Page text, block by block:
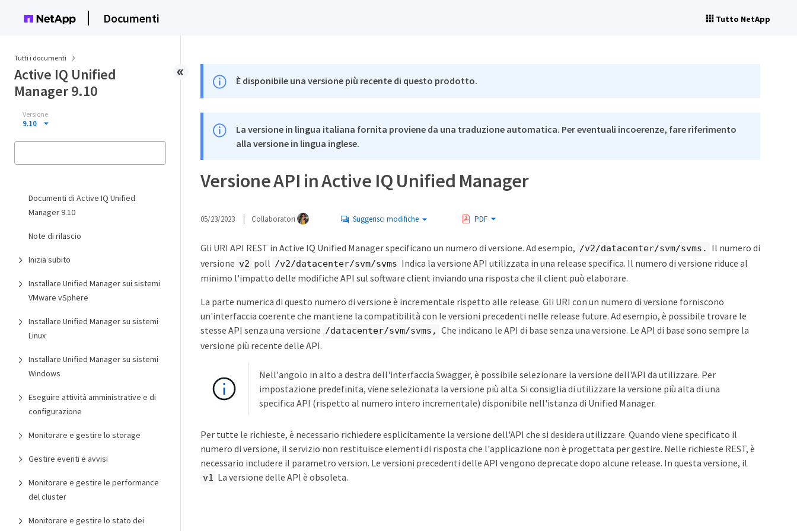
Documenti Tutto NetApp
Tutti i documenti
Active IQ Unified
Manager 9.10
Versione
9.10
Documenti di Active IQ Unified
Manager 9.10
Note di rilascio
Inizia subito
Installare Unified Manager sui sistemi
VMware vSphere
Installare Unified Manager su sistemi
Linux
Installare Unified Manager su sistemi
Windows
Eseguire attività amministrative e di
configurazione
Monitorare e gestire lo storage
Gestire eventi e avvisi
Monitorare e gestire le performance
del cluster
Monitorare e gestire lo stato dei
È disponibile una versione più recente di questo prodotto.
La versione in lingua italiana fornita proviene da una traduzione automatica. Per eventuali incoerenze, fare riferimento
alla versione in lingua inglese.
Versione API in Active IQ Unified Manager
05/23/2023 Collaboratori Suggerisci modifiche PDF
Gli URI API REST in Active IQ Unified Manager specificano un numero di versione. Ad esempio, /v2/datacenter/svm/svms.
Il numero di
versione v2 poll /v2/datacenter/svm/svms Indica la versione API utilizzata in una release specifica. Il numero di versione riduce al
minimo l'impatto delle modifiche API sul software client inviando una risposta che il client può elaborare.
La parte numerica di questo numero di versione è incrementale rispetto alle release. Gli URI con un numero di versione forniscono
un'interfaccia coerente che mantiene la compatibilità con le versioni precedenti nelle release future. Ad esempio, è possibile trovare le
stesse API senza una versione /datacenter/svm/svms, Che indicano le API di base senza una versione. Le API di base sono sempre la
versione più recente delle API.
Nell'angolo in alto a destra dell'interfaccia Swagger, è possibile selezionare la versione dell'API da utilizzare. Per
impostazione predefinita, viene selezionata la versione più alta. Si consiglia di utilizzare la versione più alta di una
specifica API (rispetto al numero intero incrementale) disponibile nell'istanza di Unified Manager.
Per tutte le richieste, è necessario richiedere esplicitamente la versione dell'API che si desidera utilizzare. Quando viene specificato il
numero di versione, il servizio non restituisce elementi di risposta che l'applicazione non è progettata per gestire. Nelle richieste REST, è
necessario includere il parametro version. Le versioni precedenti delle API vengono deprecate dopo alcune release. In questa versione, il
v1 La versione delle API è obsoleta.